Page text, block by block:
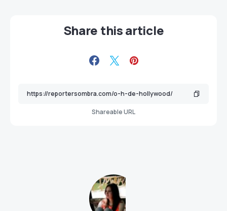
Share this article
Shareable URL